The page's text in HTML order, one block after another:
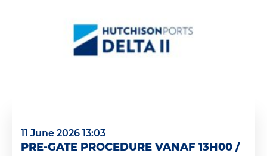
11 June 2026 13:03
PRE-GATE PROCEDURE VANAF 13H00 /